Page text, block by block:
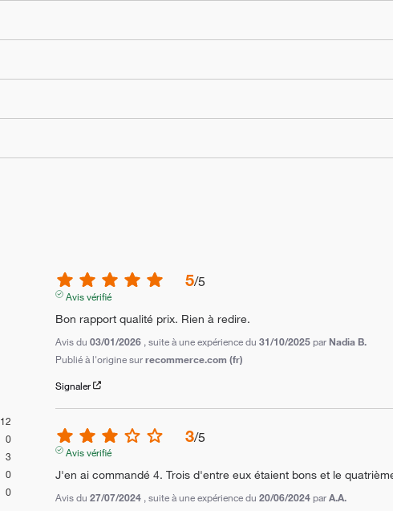
12
0
3
0
0
5/5
Avis vérifié
Bon rapport qualité prix. Rien à redire.
Avis du03/01/2026 , suite à une expérience du31/10/2025 par Nadia B.
Publié à l'origine surrecommerce.com (fr)
Signaler
3/5
Avis vérifié
J'en ai commandé 4. Trois d'entre eux étaient bons et le
Avis du27/07/2024 , suite à une expérience du20/06/2024 parA.A.